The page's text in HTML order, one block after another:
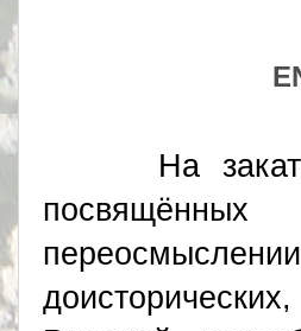
На закате